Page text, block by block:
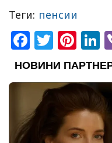
Теги: пенсии